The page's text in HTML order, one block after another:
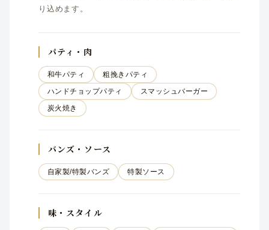
り込めます。
パティ・肉
和牛パティ
粗挽きパティ
ハンドチョップパティ
スマッシュバーガー
炭火焼き
バンズ・ソース
自家製/特製バンズ 特製ソース
味・スタイル